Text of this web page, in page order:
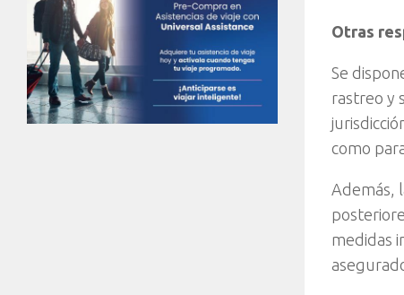
Otras
Se
rastreo y
como
Además,
medidas